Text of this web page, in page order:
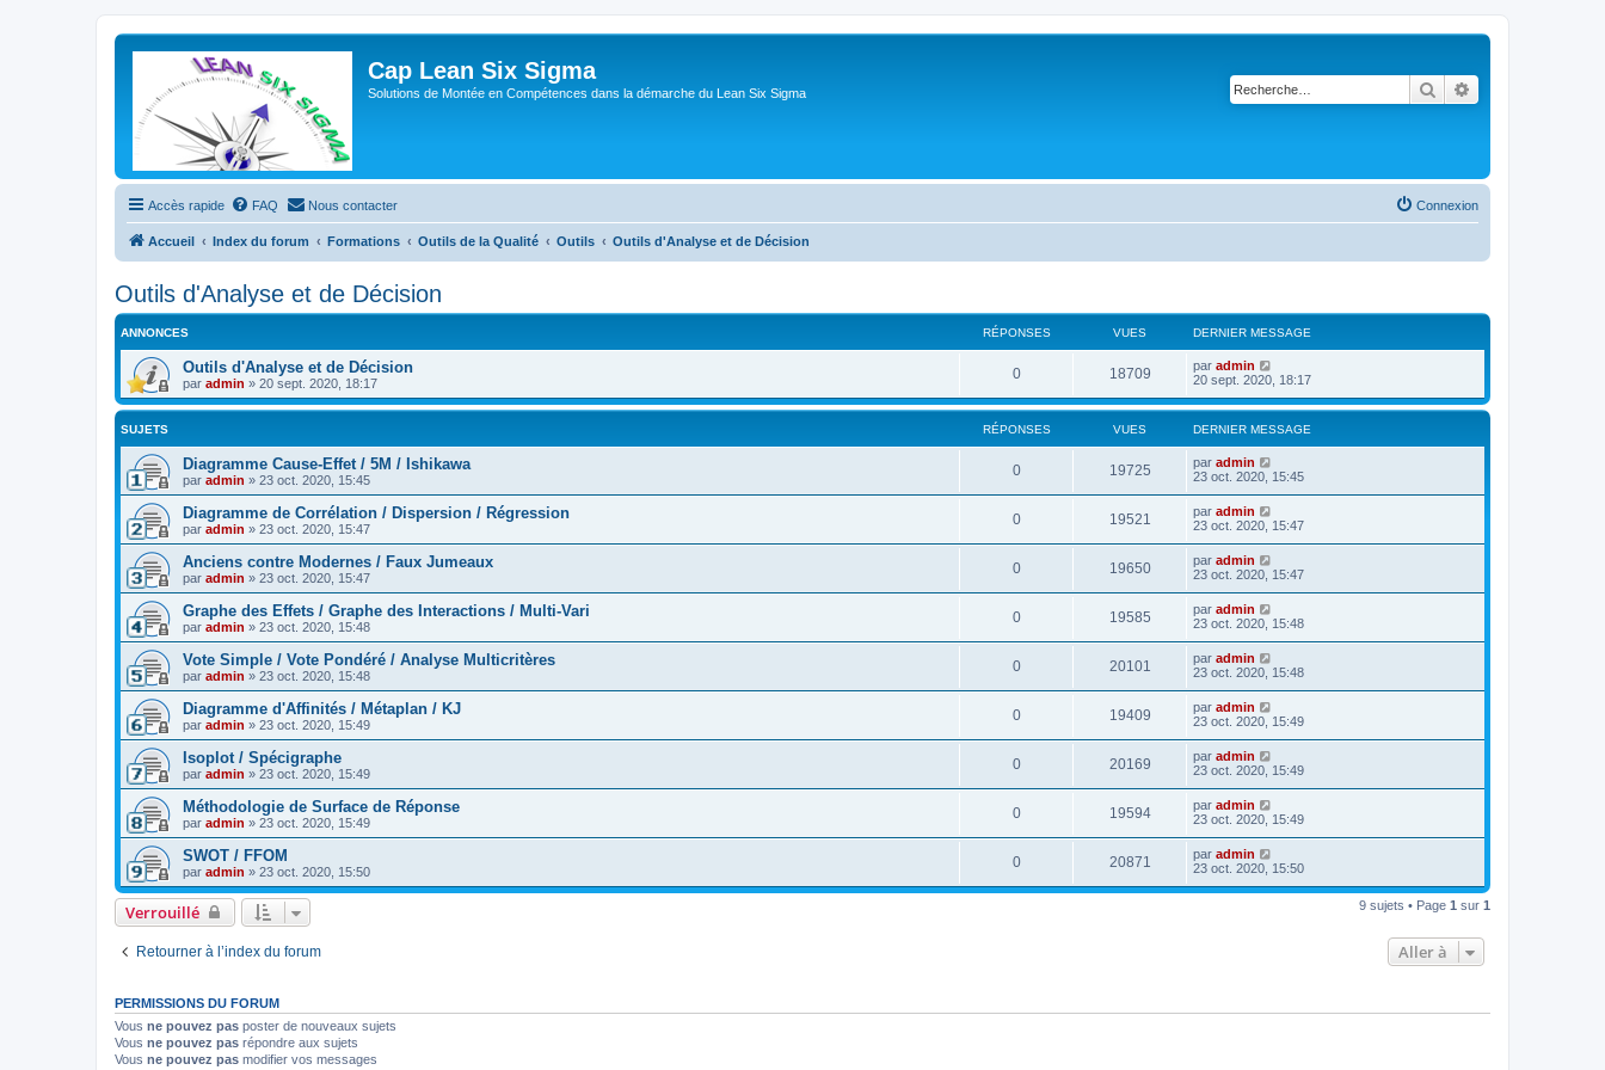
Cap Lean Six Sigma
Solutions de Montée en Compétences dans la démarche du Lean Six Sigma Rechercher
Accès rapide FAQ Nous contacter Connexion
Accueil Index du forum Formations Outils de la Qualité Outils Outils d'Analyse et de Décision
Outils d'Analyse et de Décision
ANNONCES RÉPONSES VUES DERNIER MESSAGE
Outils d'Analyse et de Décision
par admin » 20 sept. 2020, 18:17
0 18709 par admin
20 sept. 2020, 18:17
SUJETS RÉPONSES VUES DERNIER MESSAGE
Diagramme Cause-Effet / 5M / Ishikawa
par admin » 23 oct. 2020, 15:45
0 19725 par admin
23 oct. 2020, 15:45
Diagramme de Corrélation / Dispersion / Régression
par admin » 23 oct. 2020, 15:47
0 19521 par admin
23 oct. 2020, 15:47
Anciens contre Modernes / Faux Jumeaux
par admin » 23 oct. 2020, 15:47
0 19650 par admin
23 oct. 2020, 15:47
Graphe des Effets / Graphe des Interactions / Multi-Vari
par admin » 23 oct. 2020, 15:48
0 19585 par admin
23 oct. 2020, 15:48
Vote Simple / Vote Pondéré / Analyse Multicritères
par admin » 23 oct. 2020, 15:48
0 20101 par admin
23 oct. 2020, 15:48
Diagramme d'Affinités / Métaplan / KJ
par admin » 23 oct. 2020, 15:49
0 19409 par admin
23 oct. 2020, 15:49
Isoplot / Spécigraphe
par admin » 23 oct. 2020, 15:49
0 20169 par admin
23 oct. 2020, 15:49
Méthodologie de Surface de Réponse
par admin » 23 oct. 2020, 15:49
0 19594 par admin
23 oct. 2020, 15:49
SWOT / FFOM
par admin » 23 oct. 2020, 15:50
0 20871 par admin
23 oct. 2020, 15:50
Verrouillé 9 sujets • Page 1 sur 1
Retourner à l’index du forum Aller à
PERMISSIONS DU FORUM
Vous ne pouvez pas poster de nouveaux sujets
Vous ne pouvez pas répondre aux sujets
Vous ne pouvez pas modifier vos messages